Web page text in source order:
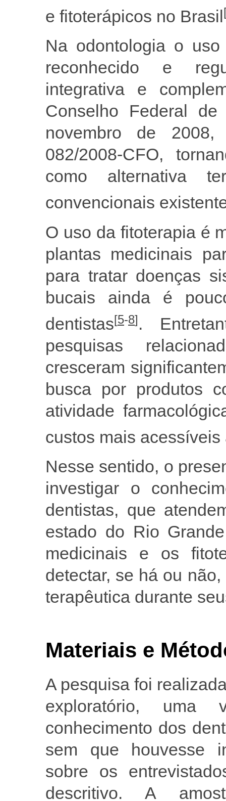
e fitoterápicos no Brasil
Na odontologia o
reconhecido e
integrativa e
Conselho Federal
novembro de
082/2008-CFO,
como alternativa
convencionais
O uso da fitoterapia é
plantas medicinais
para tratar doenças
bucais ainda é
dentistas[5-8].
pesquisas
cresceram
busca por produtos
atividade
custos mais
Nesse sentido, o
investigar o
dentistas, que
estado do Rio
medicinais e os
detectar, se há ou
terapêutica durante
Materiais e
A pesquisa foi
exploratório,
conhecimento dos
sem que houvesse
sobre os
descritivo. A